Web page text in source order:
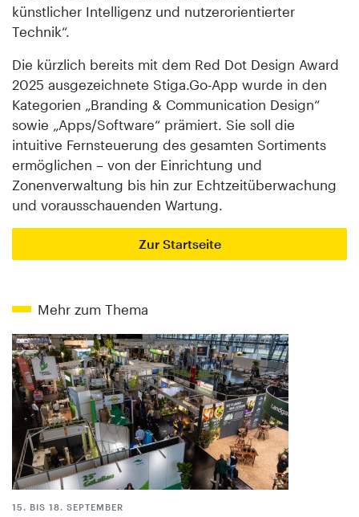
künstlicher Intelligenz und nutzerorientierter
Technik“.
Die kürzlich bereits mit dem Red Dot Design Award
2025 ausgezeichnete Stiga.Go-App wurde in den
Kategorien „Branding & Communication Design“
sowie „Apps/Software“ prämiert. Sie soll die
intuitive Fernsteuerung des gesamten Sortiments
ermöglichen – von der Einrichtung und
Zonenverwaltung bis hin zur Echtzeitüberwachung
und vorausschauenden Wartung.
Zur Startseite
Mehr zum Thema
15. BIS 18. SEPTEMBER